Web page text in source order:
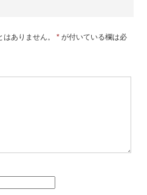
ありません。 * が付いている欄は必